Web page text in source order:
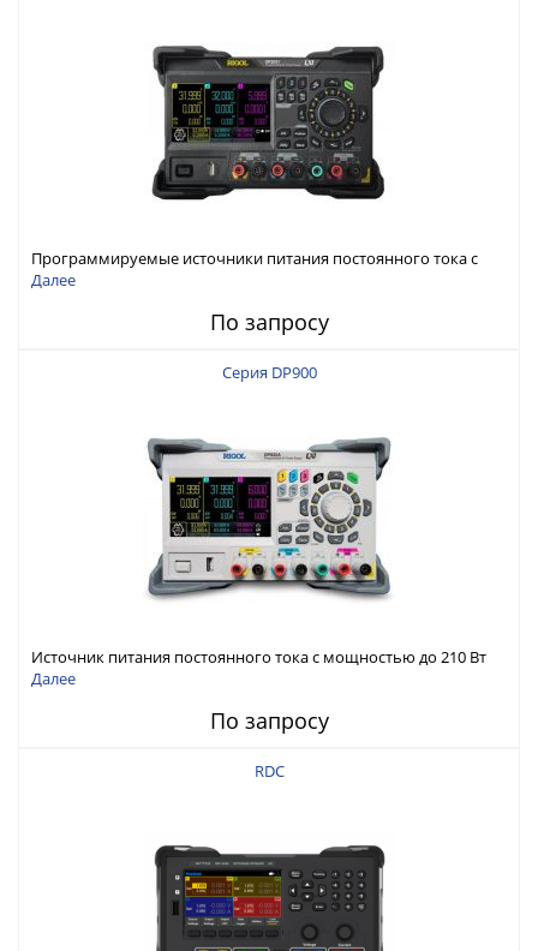
Программируемые источники питания постоянного тока с
мощностью 222 Вт, 3 канала
Далее
По запросу
Серия DP900
Источник питания постоянного тока с мощностью до 210 Вт
Далее
По запросу
RDC